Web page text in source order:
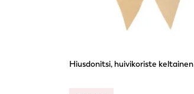
Hiusdonitsi, huivikoriste keltainen